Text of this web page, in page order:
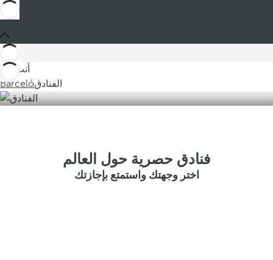
أنت في
Barcelóالفنادق
فنادق حصرية حول العالم
اختر وجهتك واستمتع بإجازتك